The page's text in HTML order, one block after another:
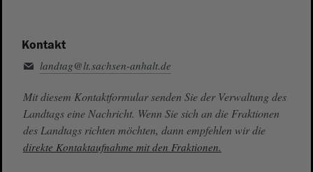
Kontakt
landtag@lt.sachsen-anhalt.de
Mit diesem Kontaktformular senden Sie der Verwaltung des
Landtags eine Nachricht. Wenn Sie sich an die Fraktionen
des Landtags richten möchten, dann empfehlen wir die
direkte Kontaktaufnahme mit den Fraktionen.